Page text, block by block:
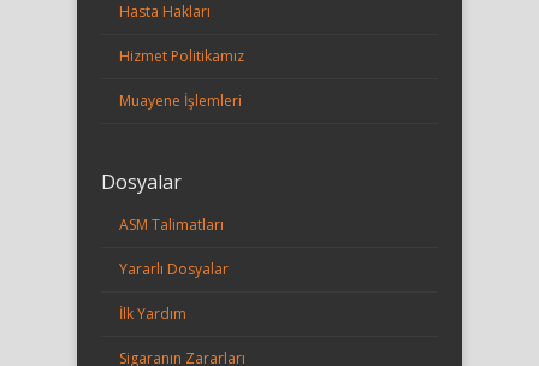
Hasta Hakları
Hizmet Politikamız
Muayene İşlemleri
Dosyalar
ASM Talimatları
Yararlı Dosyalar
İlk Yardım
Sigaranın Zararları